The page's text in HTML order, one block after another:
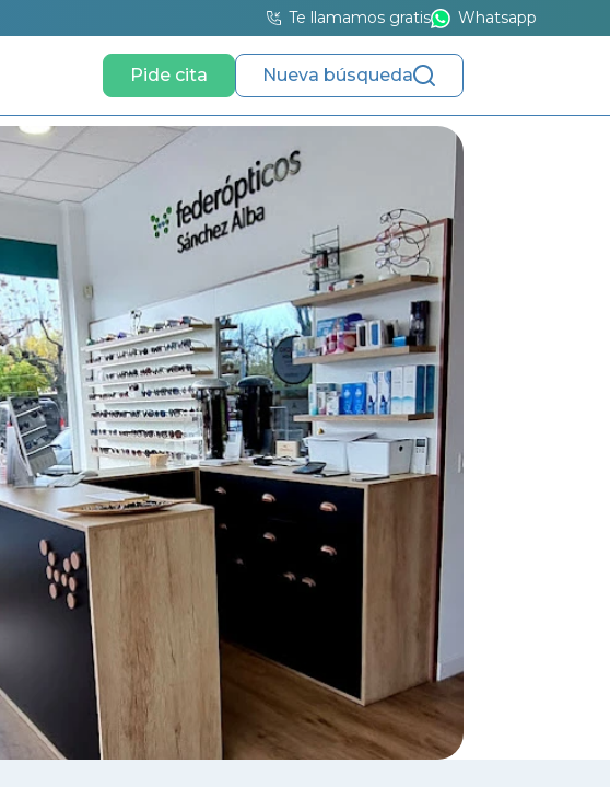
Te llamamos gratis Whatsapp
Pide cita Nueva búsqueda